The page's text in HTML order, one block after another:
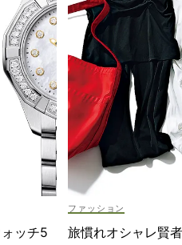
ッチ5
ファッション
旅慣れオシャレ賢